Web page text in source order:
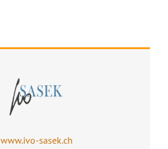
www.ivo-sasek.ch